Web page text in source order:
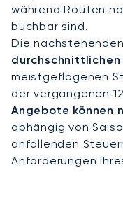
während Routen
buchbar sind.
Die
durchschnittlichen
meistgeflogenen
der vergangenen
Angebote können
abhängig von
anfallenden
Anforderungen